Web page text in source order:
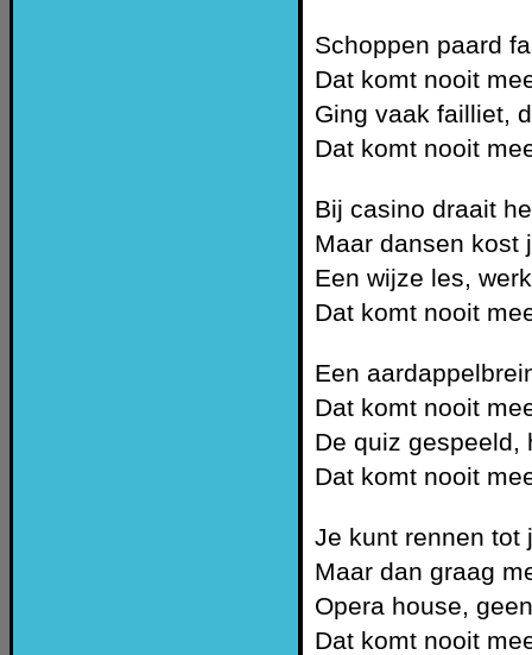
Schoppen paard
Dat komt nooit
Ging vaak failliet,
Dat komt nooit
Bij casino draait
Maar dansen kost
Een wijze les,
Dat komt nooit
Een
Dat komt nooit
De quiz gespeeld,
Dat komt nooit
Je kunt rennen tot
Maar dan graag
Opera house,
Dat komt nooit